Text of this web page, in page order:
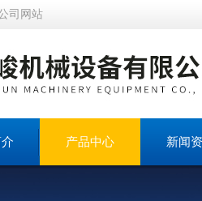
司网站
产品中心 新闻